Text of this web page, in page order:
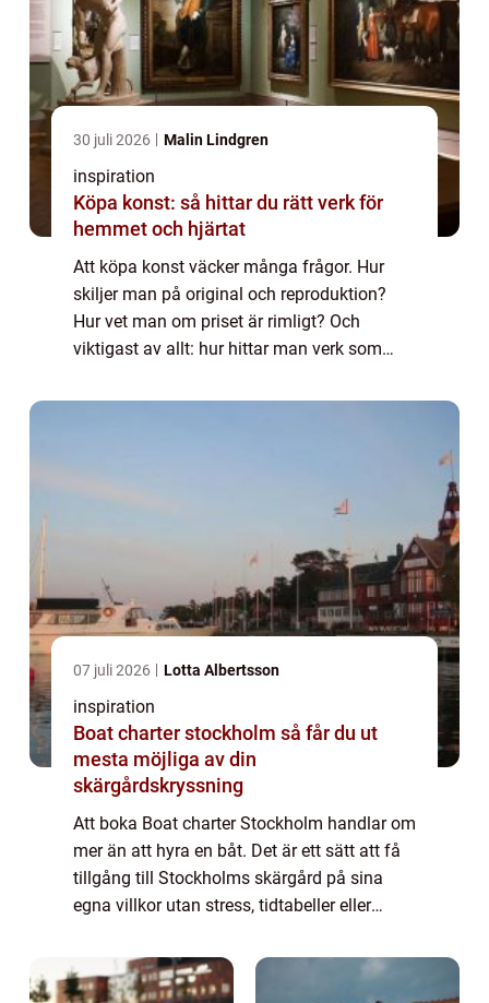
30 juli 2026 Malin Lindgren
inspiration
Köpa konst: så hittar du rätt verk för
hemmet och hjärtat
Att köpa konst väcker många frågor. Hur
skiljer man på original och reproduktion?
Hur vet man om priset är rimligt? Och
viktigast av allt: hur hittar man verk som
07 juli 2026 Lotta Albertsson
inspiration
Boat charter stockholm så får du ut
mesta möjliga av din
skärgårdskryssning
Att boka Boat charter Stockholm handlar om
mer än att hyra en båt. Det är ett sätt att få
tillgång till Stockholms skärgård på sina
egna villkor utan stress, tidtabeller eller
kombinera god mat, avskildhet och bek...